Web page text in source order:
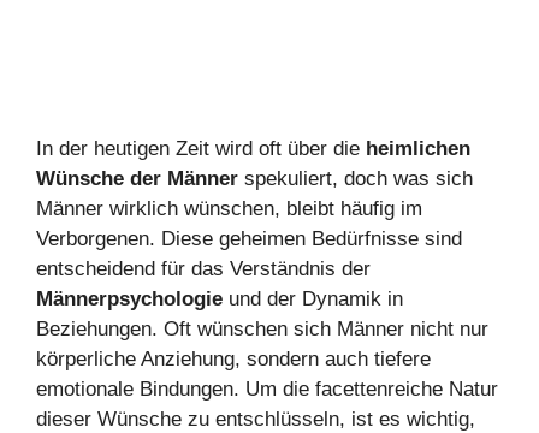
In der heutigen Zeit wird oft über die heimlichen
Wünsche der Männer spekuliert, doch was sich
Männer wirklich wünschen, bleibt häufig im
Verborgenen. Diese geheimen Bedürfnisse sind
entscheidend für das Verständnis der
Männerpsychologie und der Dynamik in
Beziehungen. Oft wünschen sich Männer nicht nur
körperliche Anziehung, sondern auch tiefere
emotionale Bindungen. Um die facettenreiche Natur
dieser Wünsche zu entschlüsseln, ist es wichtig,